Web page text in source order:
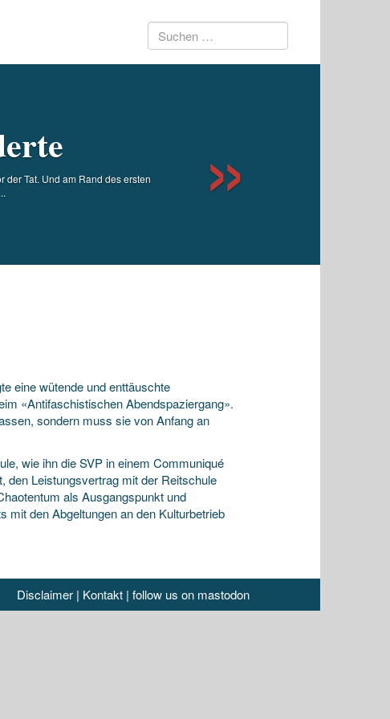
Suchen
Tat. Und am Rand des ersten
eine wütende und enttäuschte
«Antifaschistischen Abendspaziergang».
sondern muss sie von Anfang an
wie ihn die SVP in einem Communiqué
den Leistungsvertrag mit der Reitschule
als Ausgangspunkt und
mit den Abgeltungen an den Kulturbetrieb
Disclaimer| Kontakt| follow us on mastodon